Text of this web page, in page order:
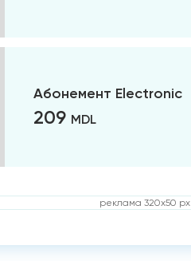
Абонемент Electronic
209 MDL
реклама 320x50 px